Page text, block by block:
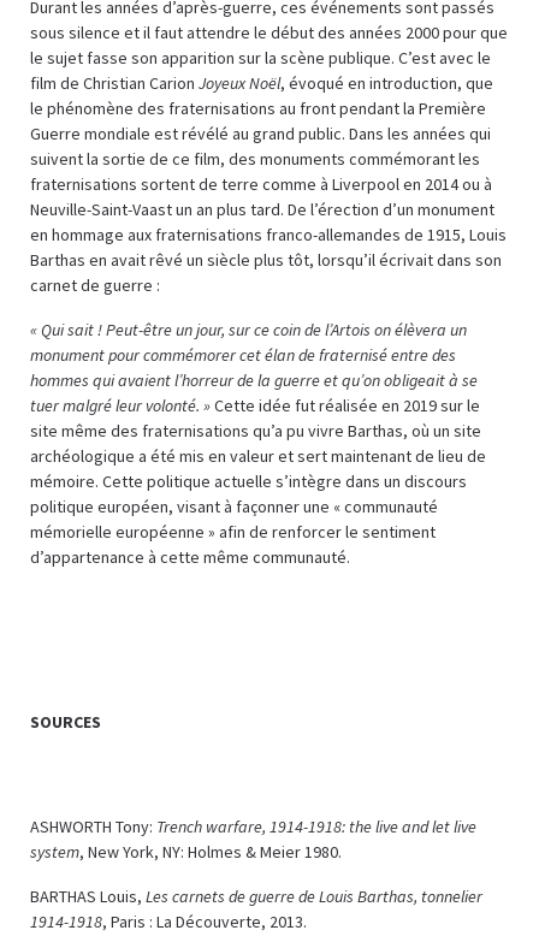
Durant les années d’après-guerre, ces événements sont passés
sous silence et il faut attendre le début des années 2000 pour que
le sujet fasse son apparition sur la scène publique. C’est avec le
film de Christian Carion Joyeux Noël, évoqué en introduction, que
le phénomène des fraternisations au front pendant la Première
Guerre mondiale est révélé au grand public. Dans les années qui
suivent la sortie de ce film, des monuments commémorant les
fraternisations sortent de terre comme à Liverpool en 2014 ou à
Neuville-Saint-Vaast un an plus tard. De l’érection d’un monument
en hommage aux fraternisations franco-allemandes de 1915, Louis
Barthas en avait rêvé un siècle plus tôt, lorsqu’il écrivait dans son
carnet de guerre :
« Qui sait ! Peut-être un jour, sur ce coin de l’Artois on élèvera un
monument pour commémorer cet élan de fraternisé entre des
hommes qui avaient l’horreur de la guerre et qu’on obligeait à se
tuer malgré leur volonté. »Cette idée fut réalisée en 2019 sur le
site même des fraternisations qu’a pu vivre Barthas, où un site
archéologique a été mis en valeur et sert maintenant de lieu de
mémoire. Cette politique actuelle s’intègre dans un discours
politique européen, visant à façonner une « communauté
mémorielle européenne » afin de renforcer le sentiment
d’appartenance à cette même communauté.
SOURCES
ASHWORTH Tony: Trench warfare, 1914-1918: the live and let live
system, New York, NY: Holmes & Meier 1980.
BARTHAS Louis, Les carnets de guerre de Louis Barthas, tonnelier
1914-1918, Paris : La Découverte, 2013.